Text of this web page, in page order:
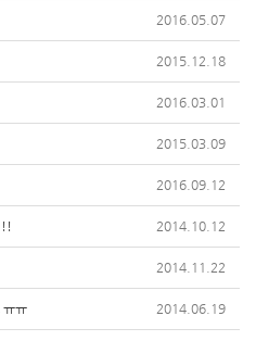
2016.05.07
2015.12.18
2016.03.01
2015.03.09
2016.09.12
2014.10.12
2014.11.22
ㅠㅠ 2014.06.19